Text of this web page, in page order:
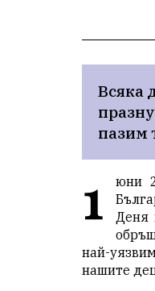
Всяка
пазим
1
юни
Деня
най-
нашите